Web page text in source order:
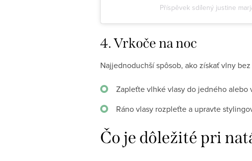
Příspěvek sdílený justine
4. Vrkoče na noc
Najjednoduchší spôsob, ako získať vlny
Zapleťte vlhké vlasy do jedného alebo
Ráno vlasy rozpleťte a upravte
Čo je dôležité pri